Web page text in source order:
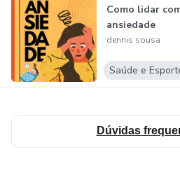
Como lidar
ansiedade
dennis sousa
Saúde e
Dúvidas